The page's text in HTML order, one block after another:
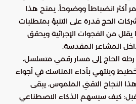
أكثر انضباطاً ووضوحاً. يمنح هذا
الحج قدرة على التنبؤ بمتطلبات
من الفجوات الإجرائية ويحقق
داخل المشاعر المقدسة.
الحاج إلى مسار رقمي متسلسل،
وينتهي بأداء المناسك في أجواء
النجاح التقني الملموس، يبقى
كيف سيسهم الذكاء الاصطناعي